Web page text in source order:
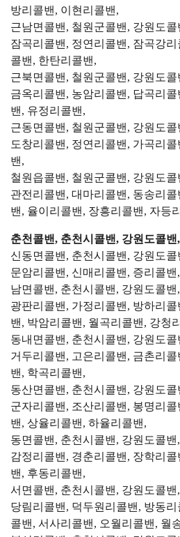
방리콜밴, 이현리콜밴,
근남면콜밴, 철원군콜밴, 강원도콜
잠곡리콜밴, 정연리콜밴, 잠곡강
콜밴, 한탄리콜밴,
근북면콜밴, 철원군콜밴, 강원도콜
금옥리콜밴, 농암리콜밴, 답곡리
밴, 유정리콜밴,
근동면콜밴, 철원군콜밴, 강원도콜
도창리콜밴, 정연리콜밴, 가곡리
밴,
철원읍콜밴, 철원군콜밴, 강원도콜
관전리콜밴, 대마리콜밴, 동송리
밴, 율이리콜밴, 장흥리콜밴, 자등
춘천콜밴, 춘천시콜밴, 강원도콜밴
신동면콜밴, 춘천시콜밴, 강원도콜
문암리콜밴, 신매리콜밴, 증리콜밴
남면콜밴, 춘천시콜밴, 강원도콜밴,
광판리콜밴, 가정리콜밴, 방하리
밴, 박암리콜밴, 월곡리콜밴, 강청
동내면콜밴, 춘천시콜밴, 강원도콜
거두리콜밴, 고은리콜밴, 금촌리
밴, 학곡리콜밴,
동산면콜밴, 춘천시콜밴, 강원도콜
군자리콜밴, 조산리콜밴, 봉명리
밴, 상율리콜밴, 하율리콜밴,
동면콜밴, 춘천시콜밴, 강원도콜밴,
감정리콜밴, 경춘리콜밴, 장학리
밴, 후동리콜밴,
서면콜밴, 춘천시콜밴, 강원도콜밴,
당림리콜밴, 덕두원리콜밴, 방동
콜밴, 서사리콜밴, 오월리콜밴, 월